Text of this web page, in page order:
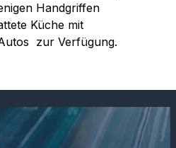
Handgriffen
Küche mit
zur Verfügung.